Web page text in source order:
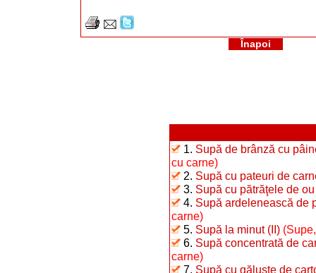
Înapoi
1. Supă de brânză cu
cu carne)
2. Supă cu pateuri de
3. Supă cu pătrăţele de ou
4. Supă ardelenească de
carne)
5. Supă la minut (II)
6. Supă concentrată de
carne)
7. Supă cu găluşte de